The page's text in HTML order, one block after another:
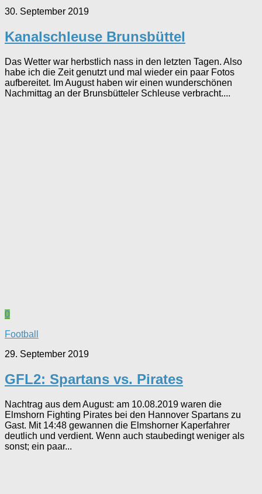
30. September 2019
Kanalschleuse Brunsbüttel
Das Wetter war herbstlich nass in den letzten Tagen. Also
habe ich die Zeit genutzt und mal wieder ein paar Fotos
aufbereitet. Im August haben wir einen wunderschönen
Nachmittag an der Brunsbütteler Schleuse verbracht....
0
Football
29. September 2019
GFL2: Spartans vs. Pirates
Nachtrag aus dem August: am 10.08.2019 waren die
Elmshorn Fighting Pirates bei den Hannover Spartans zu
Gast. Mit 14:48 gewannen die Elmshorner Kaperfahrer
deutlich und verdient. Wenn auch staubedingt weniger als
sonst; ein paar...